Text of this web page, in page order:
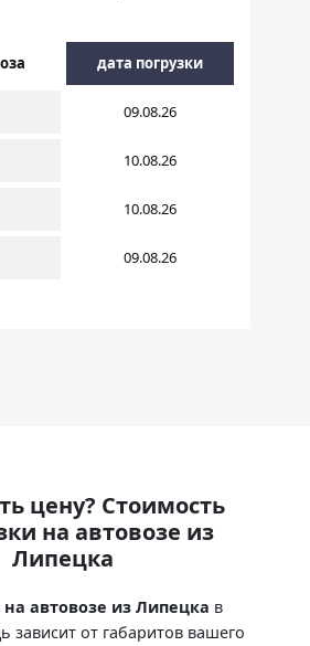
дата погрузки
09.08.26
10.08.26
10.08.26
09.08.26
цену? Стоимость
на автовозе из
Липецка
автовозе из Липецка в
зависит от габаритов вашего